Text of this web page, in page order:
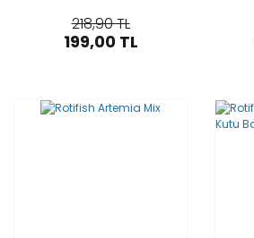
218,90 TL
199,00 TL